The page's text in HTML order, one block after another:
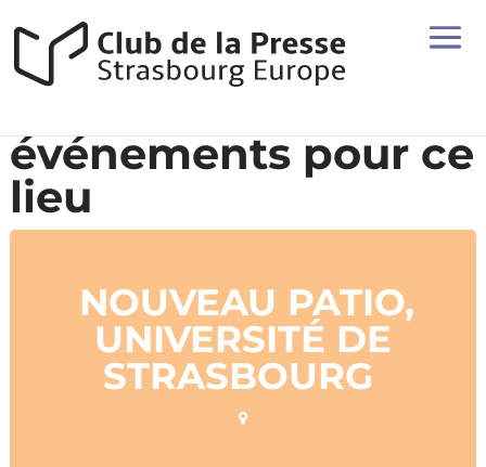
événements pour ce
lieu
NOUVEAU PATIO,
UNIVERSITÉ DE
STRASBOURG